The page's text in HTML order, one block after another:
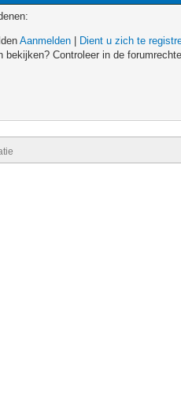
Aanmelden
Dient u zich te
Controleer in de